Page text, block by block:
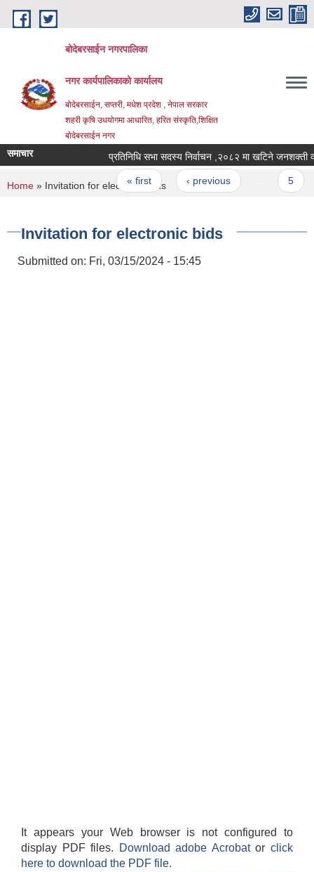
Skip to main content
बोदेबरसाईन नगरपालिका
नगर कार्यपालिकाको कार्यालय
बोदेबरसाईन, सप्तरी, मधेश प्रदेश , नेपाल सरकार
शहरी कृषि उधयोगमा आधारित, हरित संस्कृति,शिक्षित
बोदेबरसाईन नगर
समाचार प्रतिनिधि सभा सदस्य निर्वाचन ,२०८२ मा खटिने
Pages
« first ‹ previous
You are here
Home » Invitation for electronic bids
Invitation for electronic bids
Submitted on: Fri, 03/15/2024 - 15:45
It appears your Web browser is not configured to
display PDF files.
Download adobe Acrobatorclick
here to download the PDF file.